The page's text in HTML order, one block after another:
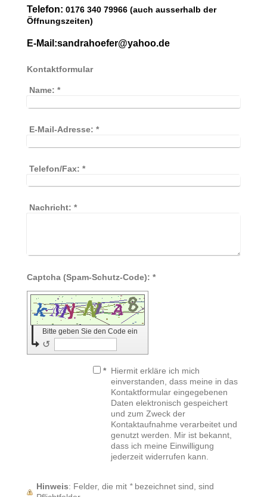
Telefon: 0176 340 79966 (auch ausserhalb der
Öffnungszeiten)
E-Mail:sandrahoefer@yahoo.de
Kontaktformular
Name: *
E-Mail-Adresse: *
Telefon/Fax: *
Nachricht: *
Captcha (Spam-Schutz-Code): *
Bitte geben Sie den Code ein
↺
* Hiermit erkläre ich mich
einverstanden, dass meine in das
Kontaktformular eingegebenen
Daten elektronisch gespeichert
und zum Zweck der
Kontaktaufnahme verarbeitet und
genutzt werden. Mir ist bekannt,
dass ich meine Einwilligung
jederzeit widerrufen kann.
Hinweis : Felder, die mit *bezeichnet sind, sind